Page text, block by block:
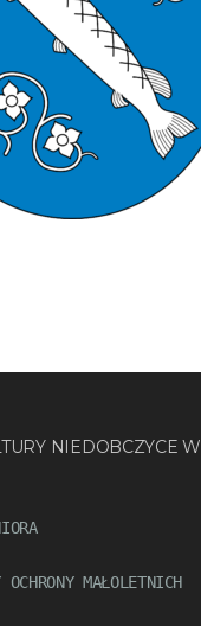
NIEDOBCZYCE W
OCHRONY MAŁOLETNICH